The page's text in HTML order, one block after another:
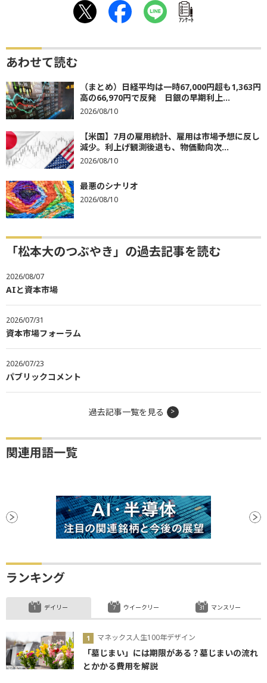
ｱﾝｹｰﾄ
あわせて読む
（まとめ）日経平均は一時67,000円超も1,363円
高の66,970円で反発 日銀の早期利上...
2026/08/10
【米国】7月の雇用統計、雇用は市場予想に反し
減少。利上げ観測後退も、物価動向次...
2026/08/10
最悪のシナリオ
2026/08/10
「松本大のつぶやき」の過去記事を読む
2026/08/07
AIと資本市場
2026/07/31
資本市場フォーラム
2026/07/23
パブリックコメント
過去記事一覧を見る
関連用語一覧
ランキング
デイリー
マネックス人生100年デザイン
「墓じまい」には期限がある？墓じまいの流れ
とかかる費用を解説
ウイークリー マンスリー